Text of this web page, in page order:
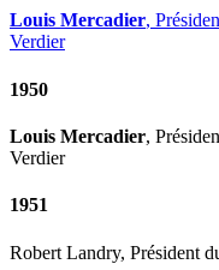
Louis Mercadier,
Verdier
1950
Louis Mercadier,
Verdier
1951
Robert Landry, Président